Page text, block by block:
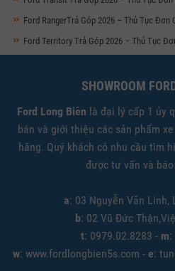
Ford RangerTrả Góp 2026 – Thủ Tục Đơn
Ford Territory Trả Góp 2026 – Thủ Tục
SHOWROOM
Ford Long Biên là đại lý cấp 1 ủy
bán và giới thiệu các sản phẩm
hãng. Quý khách có nhu cầu tìm
được tư vấn và
a: 03 Nguyễn Văn Linh,
b: 02 Vũ Đức
t: 0979.02.8283 - m:
w: www.fordlongbien5s.com - e: